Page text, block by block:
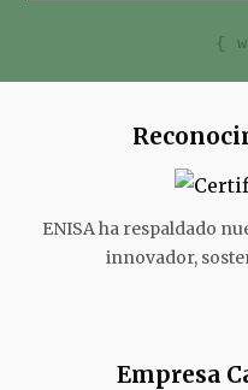
{
ENISA ha respaldado
innovador,
Empresa